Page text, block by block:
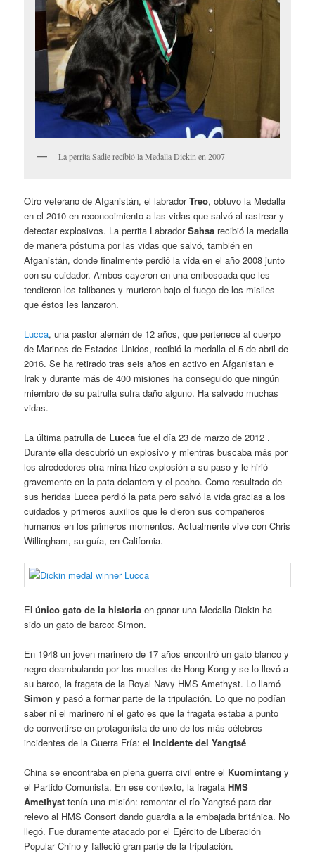
La perrita Sadie recibió la Medalla Dickin en 2007
Otro veterano de Afganistán, el labradorTreo, obtuvo la Medalla
en el 2010 en reconocimiento a las vidas que salvó al rastrear y
detectar explosivos. La perrita LabradorSahsa recibió la medalla
de manera póstuma por las vidas que salvó, también en
Afganistán, donde finalmente perdió la vida en el año 2008 junto
con su cuidador. Ambos cayeron en una emboscada que les
tendieron los talibanes y murieron bajo el fuego de los misiles
que éstos les lanzaron.
Lucca, una pastor alemán de 12 años, que pertenece al cuerpo
de Marines de Estados Unidos, recibió la medalla el 5 de abril de
2016. Se ha retirado tras seis años en activo en Afganistan e
Irak y durante más de 400 misiones ha conseguido que ningún
miembro de su patrulla sufra daño alguno. Ha salvado muchas
vidas.
La última patrulla de Lucca fue el día 23 de marzo de 2012 .
Durante ella descubrió un explosivo y mientras buscaba más por
los alrededores otra mina hizo explosión a su paso y le hirió
gravemente en la pata delantera y el pecho. Como resultado de
sus heridas Lucca perdió la pata pero salvó la vida gracias a los
cuidados y primeros auxilios que le dieron sus compañeros
humanos en los primeros momentos. Actualmente vive con Chris
Willingham, su guía, en California.
Elúnico gato de la historia en ganar una Medalla Dickin ha
sido un gato de barco: Simon.
En 1948 un joven marinero de 17 años encontró un gato blanco y
negro deambulando por los muelles de Hong Kong y se lo llevó a
su barco, la fragata de la Royal Navy HMS Amethyst. Lo llamó
Simon y pasó a formar parte de la tripulación. Lo que no podían
saber ni el marinero ni el gato es que la fragata estaba a punto
de convertirse en protagonista de uno de los más célebres
incidentes de la Guerra Fría: elIncidente del Yangtsé
China se encontraba en plena guerra civil entre el Kuomintang y
el Partido Comunista. En ese contexto, la fragataHMS
Amethyst tenía una misión: remontar el río Yangtsé para dar
relevo al HMS Consort dando guardia a la embajada británica. No
llegó. Fue duramente atacado por el Ejército de Liberación
Popular Chino y falleció gran parte de la tripulación.